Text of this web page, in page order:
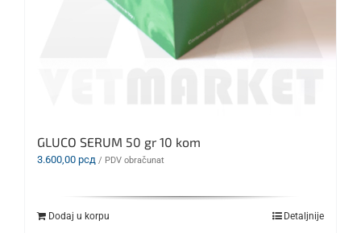
GLUCO SERUM 50 gr 10 kom
3.600,00 рсд / PDV obračunat
Dodaj u korpu Detaljnije